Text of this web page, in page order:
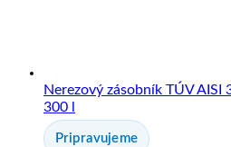
Nerezový zásobník TÚV AISI
300 l
Pripravujeme